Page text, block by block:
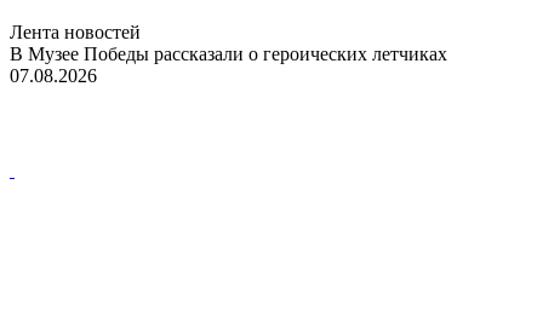
Лента новостей
В Музее Победы рассказали о героических летчиках
07.08.2026